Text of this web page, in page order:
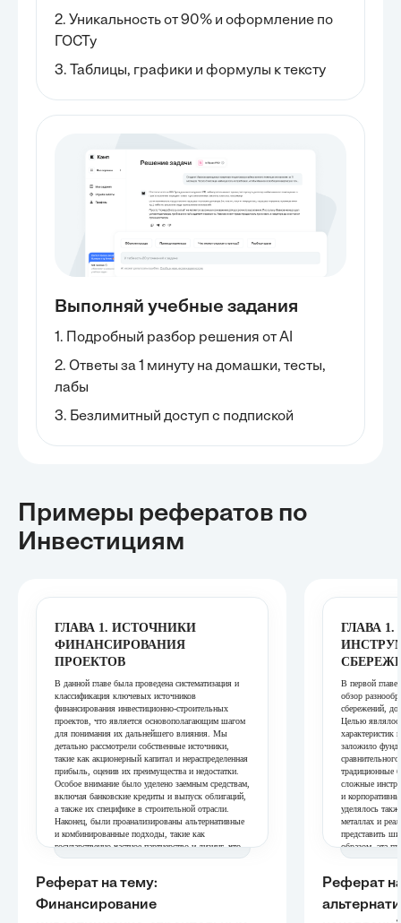
2. Уникальность от 90% и оформление по
ГОСТу
3. Таблицы, графики и формулы к тексту
Выполняй учебные задания
1. Подробный разбор решения от AI
2. Ответы за 1 минуту на домашки, тесты,
лабы
3. Безлимитный доступ с подпиской
Примеры рефератов по
Инвестициям
ГЛАВА 1. ИСТОЧНИКИ
ФИНАНСИРОВАНИЯ
ПРОЕКТОВ
В данной главе была проведена систематизация и
классификация ключевых источников
финансирования инвестиционно-строительных
проектов, что является основополагающим шагом
для понимания их дальнейшего влияния. Мы
детально рассмотрели собственные источники,
такие как акционерный капитал и нераспределенная
прибыль, оценив их преимущества и недостатки.
Особое внимание было уделено заемным средствам,
включая банковские кредиты и выпуск облигаций,
а также их специфике в строительной отрасли.
Наконец, были проанализированы альтернативные
и комбинированные подходы, такие как
государственно-частное партнерство и лизинг, что
позволило сформировать комплексное
финансирования. Целью этой главы было заложить
влияния этих источников на стоимость проектов.
Реферат на тему:
Финансирование
ГЛАВА 1.
В первой главе
обзор
сбережений,
Целью
характеристик
заложило
традиционные
сложные
и
уделялось
металлах и
представить
образом, эта
всестороннее
ГЛАВА
АНАЛИЗ
Реферат